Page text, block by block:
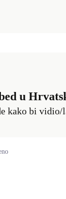
u
kako bi vidio/